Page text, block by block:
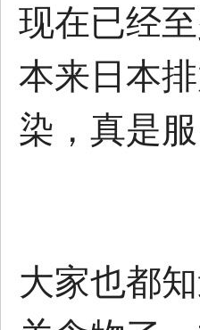
现在已经
本来日本
染，真是
大家也都